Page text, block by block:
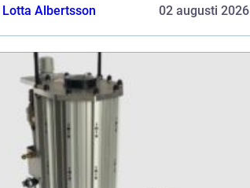
Lotta Albertsson 02 augusti 2026